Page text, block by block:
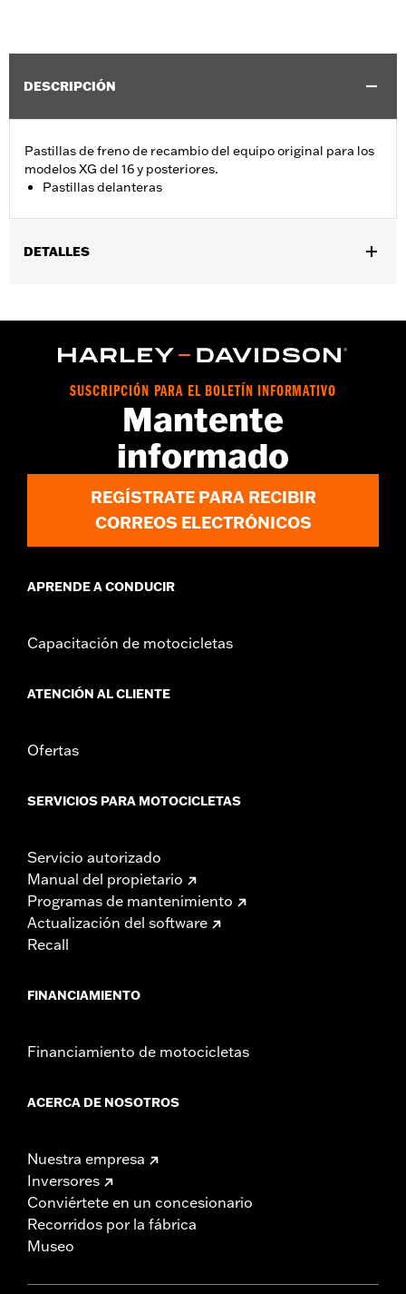
DESCRIPCIÓN
Pastillas de freno de recambio del equipo original para los
modelos XG del 16 y posteriores.
Pastillas delanteras
DETALLES
SUSCRIPCIÓN PARA EL BOLETÍN INFORMATIVO
Mantente
informado
REGÍSTRATE PARA RECIBIR
CORREOS ELECTRÓNICOS
APRENDE A CONDUCIR
Capacitación de motocicletas
ATENCIÓN AL CLIENTE
Ofertas
SERVICIOS PARA MOTOCICLETAS
Servicio autorizado
Manual del propietario
Programas de mantenimiento
Actualización del software
Recall
FINANCIAMIENTO
Financiamiento de motocicletas
ACERCA DE NOSOTROS
Nuestra empresa
Inversores
Conviértete en un concesionario
Recorridos por la fábrica
Museo